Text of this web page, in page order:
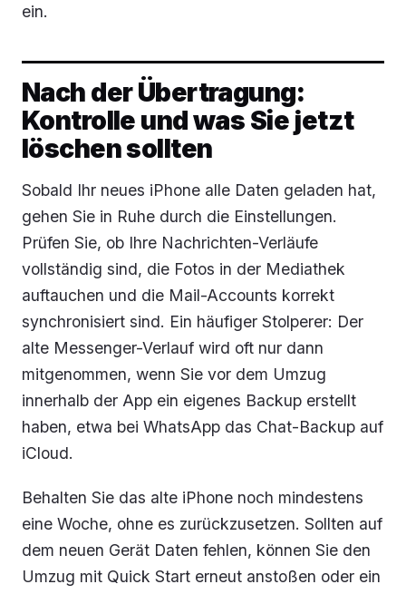
ein.
Nach der Übertragung:
Kontrolle und was Sie jetzt
löschen sollten
Sobald Ihr neues iPhone alle Daten geladen hat,
gehen Sie in Ruhe durch die Einstellungen.
Prüfen Sie, ob Ihre Nachrichten-Verläufe
vollständig sind, die Fotos in der Mediathek
auftauchen und die Mail-Accounts korrekt
synchronisiert sind. Ein häufiger Stolperer: Der
alte Messenger-Verlauf wird oft nur dann
mitgenommen, wenn Sie vor dem Umzug
innerhalb der App ein eigenes Backup erstellt
haben, etwa bei WhatsApp das Chat-Backup auf
iCloud.
Behalten Sie das alte iPhone noch mindestens
eine Woche, ohne es zurückzusetzen. Sollten auf
dem neuen Gerät Daten fehlen, können Sie den
Umzug mit Quick Start erneut anstoßen oder ein